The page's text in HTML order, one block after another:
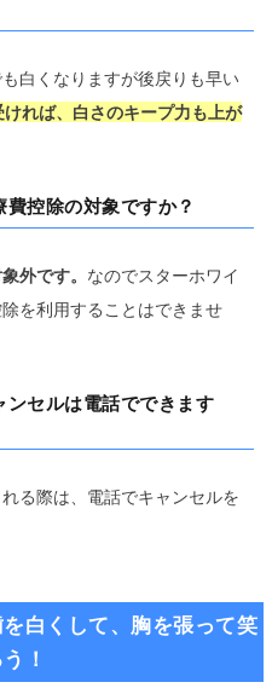
白くなりますが後戻りも早い
れば、白さのキープ力も上が
控除の対象ですか？
外です。 なのでスターホワイ
を利用することはできませ
ンセルは電話でできます
る際は、電話でキャンセルを
白くして、胸を張って笑
！